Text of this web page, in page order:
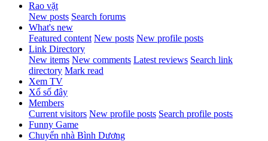
Rao vặt
New posts Search forums
What's new
Featured content New posts New profile posts
Link Directory
New items New comments Latest reviews Search link
directory Mark read
Xem TV
Xổ số đây
Members
Current visitors New profile posts Search profile posts
Funny Game
Chuyển nhà Bình Dương